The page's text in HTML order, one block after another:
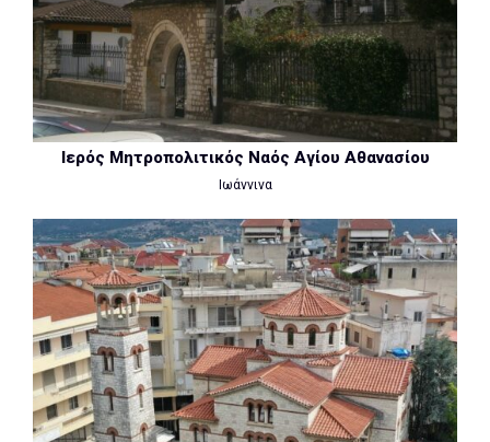
Ιερός Μητροπολιτικός Ναός Αγίου Αθανασίου
Ιωάννινα